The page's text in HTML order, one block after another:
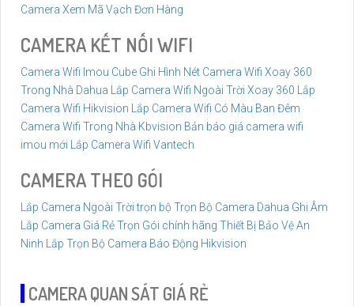
Camera Xem Mã Vạch Đơn Hàng
CAMERA KẾT NỐI WIFI
Camera Wifi Imou Cube Ghi Hình Nét Camera Wifi Xoay 360
Trong Nhà Dahua
Lắp Camera Wifi Ngoài Trời Xoay 360
Lắp
Camera Wifi Hikvision
Lắp Camera Wifi Có Màu Ban Đêm
Camera Wifi Trong Nhà Kbvision Bản báo giá camera wifi
imou mới
Lắp Camera Wifi Vantech
CAMERA THEO GÓI
Lắp Camera Ngoài Trời trọn bộTrọn Bộ Camera Dahua Ghi Âm
Lắp Camera Giá Rẻ Trọn Gói chính hãng Thiết Bị Bảo Vệ An
Ninh
Lắp Trọn Bộ Camera Báo Động Hikvision
CAMERA QUAN SÁT GIÁ RẺ